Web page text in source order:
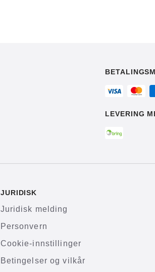
LEVERING
JURIDISK
Juridisk melding
Personvern
Cookie-innstillinger
Betingelser og vilkår